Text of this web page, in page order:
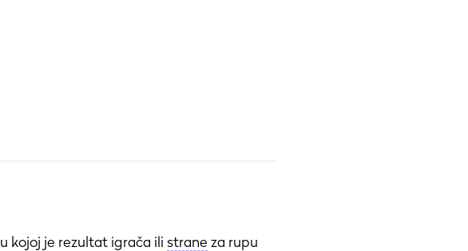
u kojoj je rezultat igrača ili strane za rupu